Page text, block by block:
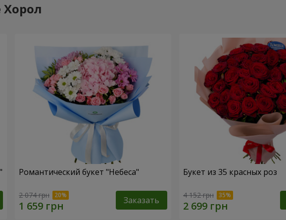
Хорол
Романтический букет "Небеса"
2 074 грн Заказать
Букет из 35 красных роз
4 152 грн